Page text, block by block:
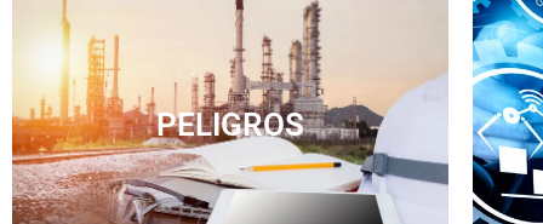
PELIGROS
Físico
Biológico
Químico
Biomecánico
Condiciones de seguridad
Psicosocial